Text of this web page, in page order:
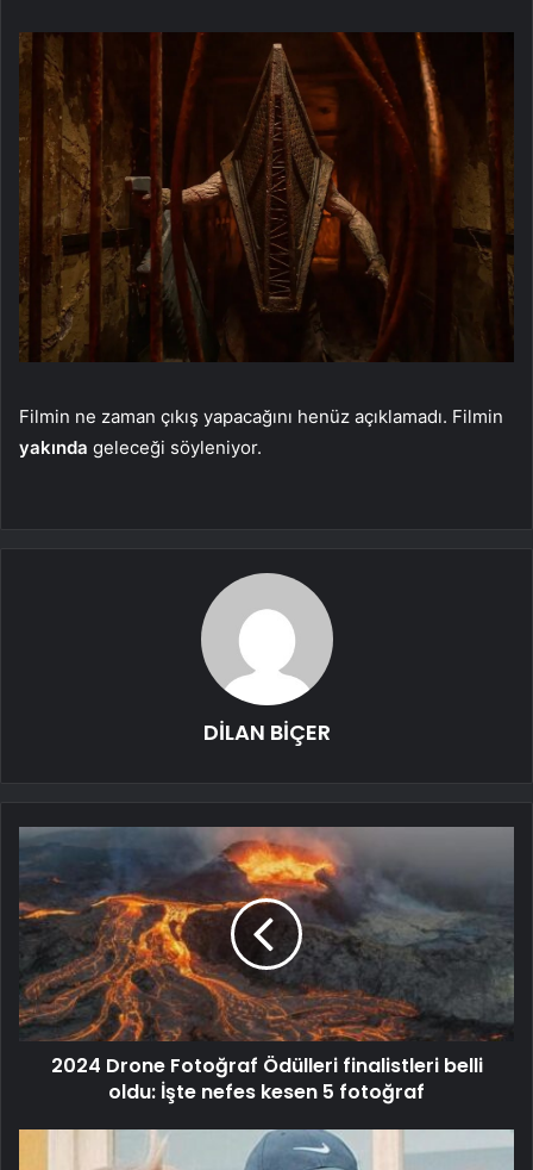
Filmin ne zaman çıkış yapacağını henüz açıklamadı. Filmin
yakında geleceği söyleniyor.
DİLAN BİÇER
2024 Drone Fotoğraf Ödülleri finalistleri belli
oldu: İşte nefes kesen 5 fotoğraf